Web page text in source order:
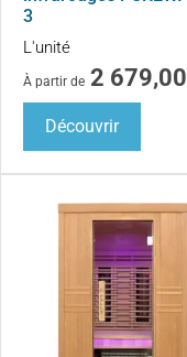
3
L'unité
À partir de 2 679,00
Découvrir